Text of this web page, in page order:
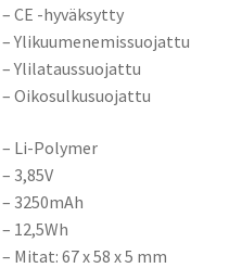
– CE -hyväksytty
– Ylikuumenemissuojattu
– Ylilataussuojattu
– Oikosulkusuojattu
– Li-Polymer
– 3,85V
– 3250mAh
– 12,5Wh
– Mitat: 67 x 58 x 5 mm